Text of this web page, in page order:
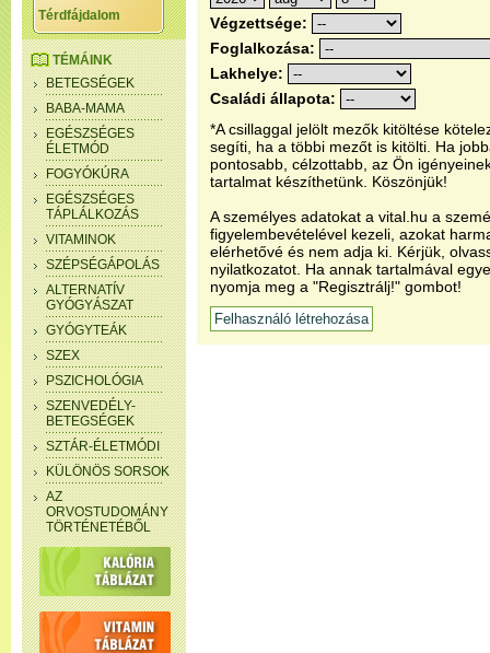
Térdfájdalom
TÉMÁINK
BETEGSÉGEK
BABA-MAMA
EGÉSZSÉGES
ÉLETMÓD
FOGYÓKÚRA
EGÉSZSÉGES
TÁPLÁLKOZÁS
VITAMINOK
SZÉPSÉGÁPOLÁS
ALTERNATÍV
GYÓGYÁSZAT
GYÓGYTEÁK
SZEX
PSZICHOLÓGIA
SZENVEDÉLY-
BETEGSÉGEK
SZTÁR-ÉLETMÓDI
KÜLÖNÖS SORSOK
AZ
ORVOSTUDOMÁNY
TÖRTÉNETÉBŐL
Végzettsége:
Foglalkozása:
Lakhelye:
Családi állapota:
*A csillaggal jelölt mezők kitöltése
segíti, ha a többi mezőt is kitölti. Ha
pontosabb, célzottabb, az Ön
tartalmat készíthetünk. Köszönjük!
A személyes adatokat a vital.hu a
figyelembevételével kezeli, azokat
elérhetővé és nem adja ki. Kérjük,
nyilatkozatot. Ha annak tartalmával
nyomja meg a "Regisztrálj!" gombot!